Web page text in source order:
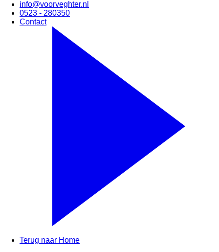
info@voorveghter.nl
0523 - 280350
Contact
Terug naar Home